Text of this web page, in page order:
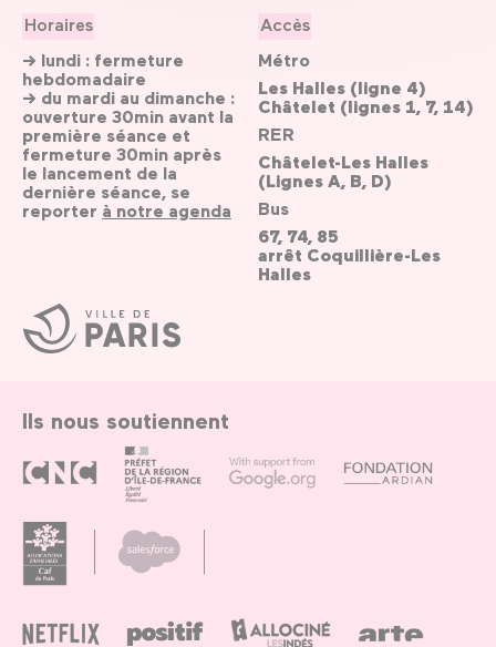
Ville
de
Paris
Horaires
→ lundi : fermeture
hebdomadaire
→ du mardi au dimanche :
ouverture 30min avant la
première séance et
fermeture 30min après
le lancement de la
dernière séance, se
reporter à notre agenda
Accès
Métro
Les Halles (ligne 4)
Châtelet (lignes 1, 7, 14)
RER
Châtelet-Les Halles
(Lignes A, B, D)
Bus
67, 74, 85
arrêt Coquillière-Les
Halles
Ils nous soutiennent